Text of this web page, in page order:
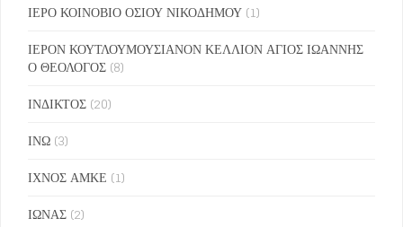
ΙΕΡΟ ΚΟΙΝΟΒΙΟ ΟΣΙΟΥ ΝΙΚΟΔΗΜΟΥ (1)
ΙΕΡΟΝ ΚΟΥΤΛΟΥΜΟΥΣΙΑΝΟΝ ΚΕΛΛΙΟΝ ΑΓΙΟΣ ΙΩΑΝΝΗΣ
Ο ΘΕΟΛΟΓΟΣ (8)
ΙΝΔΙΚΤΟΣ (20)
ΙΝΩ (3)
ΙΧΝΟΣ ΑΜΚΕ (1)
ΙΩΝΑΣ (2)